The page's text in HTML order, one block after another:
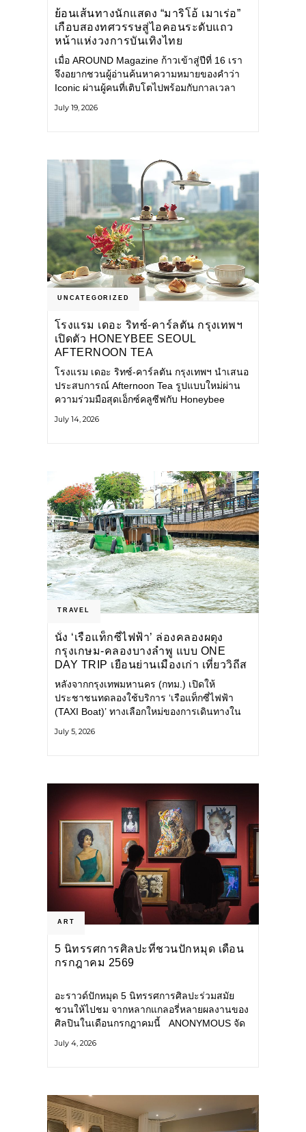
ย้อนเส้นทางนักแสดง “มาริโอ้ เมาเร่อ”
เกือบสองทศวรรษสู่ไอคอนระดับแถว
หน้าแห่งวงการบันเทิงไทย
เมื่อ AROUND Magazine ก้าวเข้าสู่ปีที่ 16 เรา
จึงอยากชวนผู้อ่านค้นหาความหมายของคำว่า
Iconic ผ่านผู้คนที่เติบโตไปพร้อมกับกาลเวลา
คือ มาริโอ้ เมาเร่อ
July 19, 2026
UNCATEGORIZED
โรงแรม เดอะ ริทซ์-คาร์ลตัน กรุงเทพฯ
เปิดตัว HONEYBEE SEOUL
AFTERNOON TEA
COLLABORATION ณ คาเลโอ
(CALEŌ) ชวนสัมผัสเสน่ห์ของขนม
หวานร่วมสมัยจากกรุงโซล
โรงแรม เดอะ ริทซ์-คาร์ลตัน กรุงเทพฯ นำเสนอ
ประสบการณ์ Afternoon Tea รูปแบบใหม่ผ่าน
ความร่วมมือสุดเอ็กซ์คลูซีฟกับ Honeybee
ดังจากกรุงโซล นำโดยเชฟอึนจอง
July 14, 2026
TRAVEL
นั่ง ‘เรือแท็กซี่ไฟฟ้า’ ล่องคลองผดุง
กรุงเกษม-คลองบางลำพู แบบ ONE
DAY TRIP เยือนย่านเมืองเก่า เที่ยววิถีส
โลว์ไลฟ์แบบรักษ์โลก
หลังจากกรุงเทพมหานคร (กทม.) เปิดให้
ประชาชนทดลองใช้บริการ ‘เรือแท็กซี่ไฟฟ้า
(TAXI Boat)’ ทางเลือกใหม่ของการเดินทางใน
แวดล้อม ผ่านแอปพลิเคชัน MuvMi (มูฟมี)
July 5, 2026
ART
5 นิทรรศการศิลปะที่ชวนปักหมุด เดือน
กรกฎาคม 2569
อะราวด์ปักหมุด 5 นิทรรศการศิลปะร่วมสมัย
ชวนให้ไปชม จากหลากแกลอรี่หลายผลงานของ
ศิลปินในเดือนกรกฎาคมนี้ ANONYMOUS จัด
กลุ่ม Anonymous โดยมี นิ่ม
July 4, 2026